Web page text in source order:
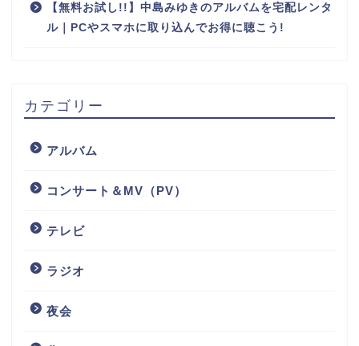
【無料お試し!!】中島みゆきのアルバムを宅配レンタ
ル｜PCやスマホに取り込んでお得に聴こう!
カテゴリー
アルバム
コンサート＆MV（PV）
テレビ
ラジオ
夜会